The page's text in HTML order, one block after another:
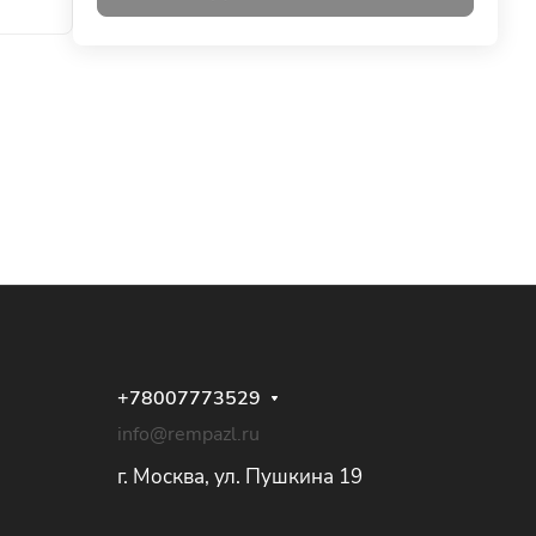
+78007773529
info@rempazl.ru
г. Москва, ул. Пушкина 19